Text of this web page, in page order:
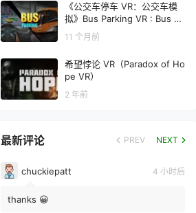
《公交车停车 VR：公交车模
拟》Bus Parking VR : Bus Si
mulator
11 个月前
希望悖论 VR（Paradox of Ho
pe VR）
2 年前
最新评论 PREV NEXT
chuckiepatt 4 小时后
thanks 😀